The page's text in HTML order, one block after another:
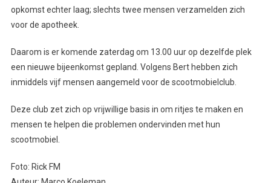
opkomst echter laag; slechts twee mensen verzamelden zich
voor de apotheek.
Daarom is er komende zaterdag om 13.00 uur op dezelfde plek
een nieuwe bijeenkomst gepland. Volgens Bert hebben zich
inmiddels vijf mensen aangemeld voor de scootmobielclub.
Deze club zet zich op vrijwillige basis in om ritjes te maken en
mensen te helpen die problemen ondervinden met hun
scootmobiel.
Foto: Rick FM